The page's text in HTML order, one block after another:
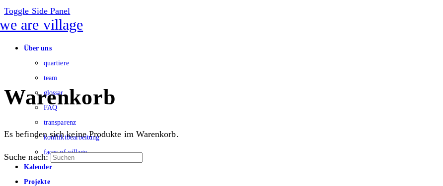
Toggle Side Panel
Über uns
quartiere
team
glossar
FAQ
transparenz
konfliktbearbeitung
faces of village
Kalender
Projekte
Warenkorb
Es befinden sich keine Produkte im Warenkorb.
Suche nach: